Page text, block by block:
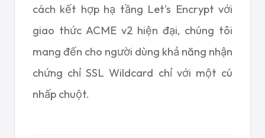
cách kết hợp hạ tầng Let's Encrypt với
giao thức ACME v2 hiện đại, chúng tôi
mang đến cho người dùng khả năng nhận
chứng chỉ SSL Wildcard chỉ với một cú
nhấp chuột.